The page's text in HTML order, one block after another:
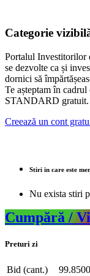
Categorie
Portalul Investitorilor
se dezvolte ca și
dornici să
Te așteptam în
STANDARD gratuit.
Creează un cont
Stiri in care este
Nu exista stiri
Cumpără /
Preturi zi
Bid (cant.)